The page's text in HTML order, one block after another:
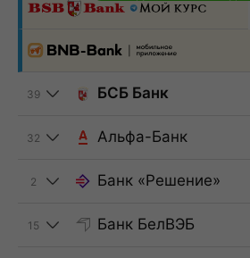
39 БСБ Банк
32 Альфа-Банк
2 Банк «Решение»
15 Банк БелВЭБ